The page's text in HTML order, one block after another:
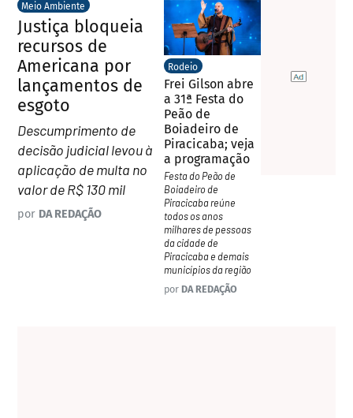
Meio Ambiente
Justiça bloqueia
recursos de
Americana por
lançamentos de
esgoto
Descumprimento de
decisão judicial levou à
aplicação de multa no
valor de R$ 130 mil
por DA REDAÇÃO
Rodeio
Frei Gilson abre
a 31ª Festa do
Peão de
Boiadeiro de
Piracicaba; veja
a programação
Festa do Peão de
Boiadeiro de
Piracicaba reúne
todos os anos
milhares de pessoas
da cidade de
Piracicaba e demais
municípios da região
por DA REDAÇÃO